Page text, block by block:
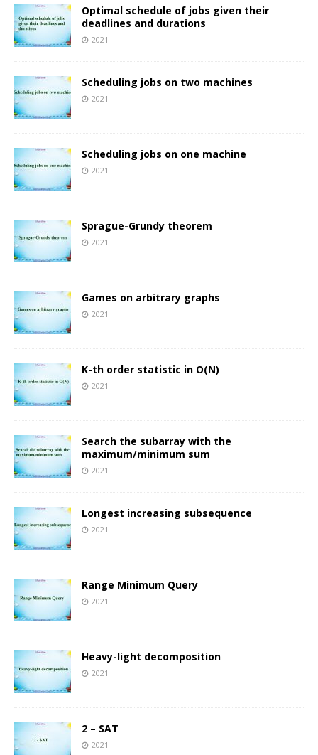
Optimal schedule of jobs given their
deadlines and durations
2021
Scheduling jobs on two machines
2021
Scheduling jobs on one machine
2021
Sprague-Grundy theorem
2021
Games on arbitrary graphs
2021
K-th order statistic in O(N)
2021
Search the subarray with the
maximum/minimum sum
2021
Longest increasing subsequence
2021
Range Minimum Query
2021
Heavy-light decomposition
2021
2 – SAT
2021